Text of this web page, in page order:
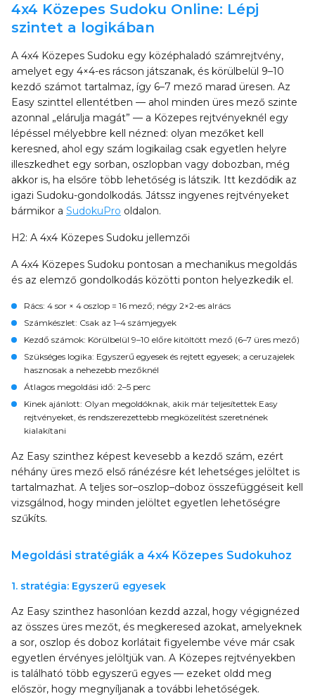
4x4 Közepes Sudoku Online: Lépj
szintet a logikában
A 4x4 Közepes Sudoku egy középhaladó számrejtvény,
amelyet egy 4×4-es rácson játszanak, és körülbelül 9–10
kezdő számot tartalmaz, így 6–7 mező marad üresen. Az
Easy szinttel ellentétben — ahol minden üres mező szinte
azonnal „elárulja magát” — a Közepes rejtvényeknél egy
lépéssel mélyebbre kell nézned: olyan mezőket kell
keresned, ahol egy szám logikailag csak egyetlen helyre
illeszkedhet egy sorban, oszlopban vagy dobozban, még
akkor is, ha elsőre több lehetőség is látszik. Itt kezdődik az
igazi Sudoku-gondolkodás. Játssz ingyenes rejtvényeket
bármikor a SudokuPro oldalon.
H2: A 4x4 Közepes Sudoku jellemzői
A 4x4 Közepes Sudoku pontosan a mechanikus megoldás
és az elemző gondolkodás közötti ponton helyezkedik el.
Rács: 4 sor × 4 oszlop = 16 mező; négy 2×2-es alrács
Számkészlet: Csak az 1–4 számjegyek
Kezdő számok: Körülbelül 9–10 előre kitöltött mező (6–7 üres mező)
Szükséges logika: Egyszerű egyesek és rejtett egyesek; a ceruzajelek
hasznosak a nehezebb mezőknél
Átlagos megoldási idő: 2–5 perc
Kinek ajánlott: Olyan megoldóknak, akik már teljesítettek Easy
rejtvényeket, és rendszerezettebb megközelítést szeretnének
kialakítani
Az Easy szinthez képest kevesebb a kezdő szám, ezért
néhány üres mező első ránézésre két lehetséges jelöltet is
tartalmazhat. A teljes sor–oszlop–doboz összefüggéseit kell
vizsgálnod, hogy minden jelöltet egyetlen lehetőségre
szűkíts.
Megoldási stratégiák a 4x4 Közepes Sudokuhoz
1. stratégia: Egyszerű egyesek
Az Easy szinthez hasonlóan kezdd azzal, hogy végignézed
az összes üres mezőt, és megkeresed azokat, amelyeknek
a sor, oszlop és doboz korlátait figyelembe véve már csak
egyetlen érvényes jelöltjük van. A Közepes rejtvényekben
is található több egyszerű egyes — ezeket oldd meg
először, hogy megnyíljanak a további lehetőségek.